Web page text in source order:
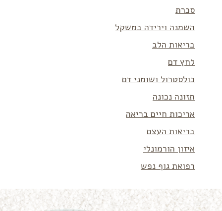
סכרת
השמנה וירידה במשקל
בריאות הלב
לחץ דם
כולסטרול ושומני דם
תזונה נכונה
אריכות חיים בריאה
בריאות העצם
איזון הורמונלי
רפואת גוף נפש